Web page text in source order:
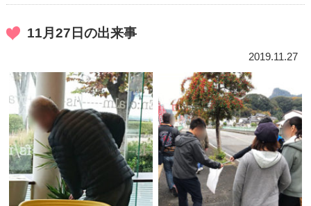
11月27日の出来事
2019.11.27